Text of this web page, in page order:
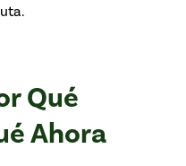
Qué
Ahora